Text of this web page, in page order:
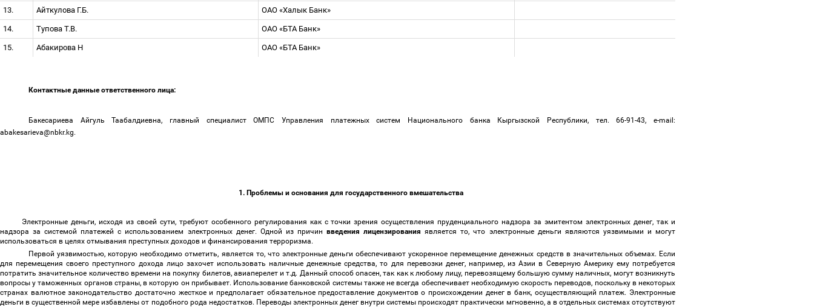
13. Айткулова Г.Б. ОАО «Халык Банк»
14. Тупова Т.В. ОАО «БТА Банк»
15. Абакирова Н ОАО «БТА Банк»
Контактные данные ответственного лица:
Бакесариева Айгуль Таабалдиевна, главный специалист ОМПС Управления платежных систем Национального банка Кыргызской Республики, тел. 66-91-43, e-mail:
abakesarieva@nbkr.kg.
1. Проблемы и основания для государственного вмешательства
Электронные деньги, исходя из своей сути, требуют особенного регулирования как с точки зрения осуществления пруденциального надзора за эмитентом электронных денег, так и
надзора за системой платежей с использованием электронных денег. Одной из причинвведения лицензированияявляется то, что электронные деньги являются уязвимыми и могут
использоваться в целях отмывания преступных доходов и финансирования терроризма.
Первой уязвимостью, которую необходимо отметить, является то, что электронные деньги обеспечивают ускоренное перемещение денежных средств в значительных объемах. Если
для перемещения своего преступного дохода лицо захочет использовать наличные денежные средства, то для перевозки денег, например, из Азии в Северную Америку ему потребуется
потратить значительное количество времени на покупку билетов, авиаперелет и т.д. Данный способ опасен, так как к любому лицу, перевозящему большую сумму наличных, могут возникнуть
вопросы у таможенных органов страны, в которую он прибывает. Использование банковской системы также не всегда обеспечивает необходимую скорость переводов, поскольку в некоторых
странах валютное законодательство достаточно жесткое и предполагает обязательное предоставление документов о происхождении денег в банк, осуществляющий платеж. Электронные
деньги в существенной мере избавлены от подобного рода недостатков. Переводы электронных денег внутри системы происходят практически мгновенно, а в отдельных системах отсутствуют